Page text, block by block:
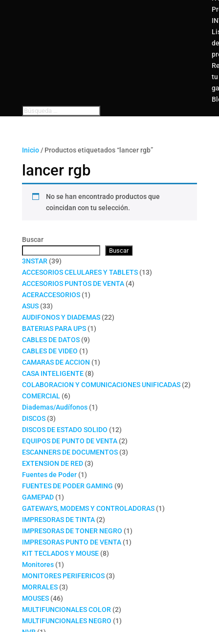
de
tu
Inicio/ Productos etiquetados “lancer rgb”
lancer rgb
No se han encontrado productos que
coincidan con tu selección.
Buscar
Buscar
3NSTAR 3939
productos
ACCESORIOS CELULARES Y TABLETS 1313
ACCESORIOS PUNTOS DE VENTA 44
ACERACCESORIOS 11
ASUS 3333
productos
AUDIFONOS Y DIADEMAS 2222
BATERIAS PARA UPS 11
CABLES DE DATOS 99
productos
CABLES DE VIDEO 11
producto
CAMARAS DE ACCION 11
CASA INTELIGENTE 88
productos
COLABORACION Y COMUNICACIONES UNIFICADAS 22
COMERCIAL 66
productos
Diademas/Audífonos 11
DISCOS 33
productos
DISCOS DE ESTADO SOLIDO 1212
productos
EQUIPOS DE PUNTO DE VENTA 22
productos
ESCANNERS DE DOCUMENTOS 33
EXTENSION DE RED 33
Fuentes de Poder 11
producto
FUENTES DE PODER GAMING 99
GAMEPAD 11
producto
GATEWAYS, MODEMS Y CONTROLADORAS 11
IMPRESORAS DE TINTA 22
productos
IMPRESORAS DE TONER NEGRO 11
producto
IMPRESORAS PUNTO DE VENTA 11
KIT TECLADOS Y MOUSE 88
Monitores 11
producto
MONITORES PERIFERICOS 33
MORRALES 33
MOUSES 4646
productos
MULTIFUNCIONALES COLOR 22
productos
MULTIFUNCIONALES NEGRO 11